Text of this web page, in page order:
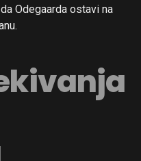
Odegaarda ostavi na